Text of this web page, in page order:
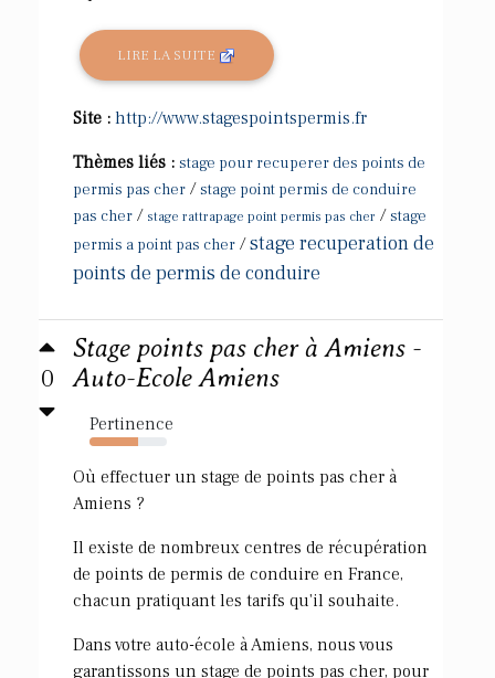
LIRE LA SUITE
Site : http://www.stagespointspermis.fr
Thèmes liés : stage pour recuperer des points de
permis pas cher /stage point permis de conduire
pas cher / stage rattrapage point permis pas cher /stage
permis a point pas cher /stage recuperation de
points de permis de conduire
0
Stage points pas cher à Amiens -
Auto-Ecole Amiens
Pertinence
63%
Où effectuer un stage de points pas cher à
Amiens ?
Il existe de nombreux centres de récupération
de points de permis de conduire en France,
chacun pratiquant les tarifs qu'il souhaite.
Dans votre auto-école à Amiens, nous vous
garantissons un stage de points pas cher, pour